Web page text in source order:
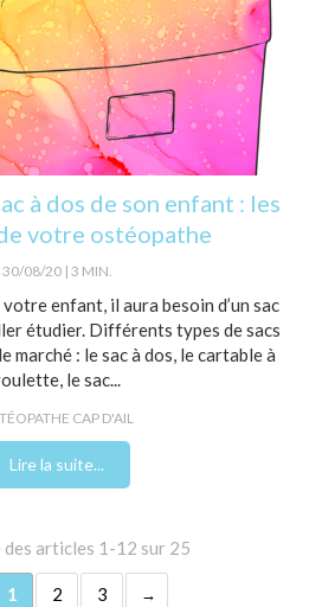
à dos de son enfant : les
votre ostéopathe
30/08/20 3 MIN.
enfant, il aura besoin d’un sac
étudier. Différents types de sacs
marché : le sac à dos, le cartable à
le sac...
CAP D'AIL
Lire la suite...
articles 1-12 sur 25
1 2 3